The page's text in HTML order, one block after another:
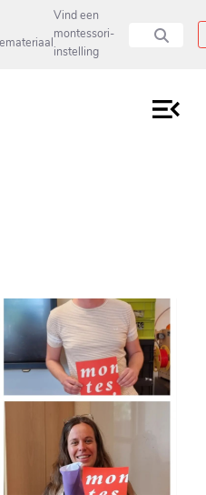
en direct naar pagina
Vind een
montessori-
instelling